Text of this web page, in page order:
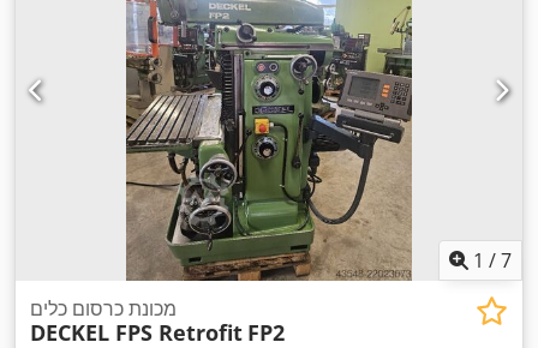
1 /7
מכונת כרסום כלים
DECKEL FPS Retrofit FP2